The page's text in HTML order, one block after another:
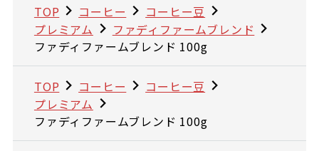
TOP コーヒー
コーヒー豆
プレミアム
ファディファームブレンド
ファディファームブレンド 100g
TOP コーヒー
コーヒー豆
プレミアム
ファディファームブレンド 100g